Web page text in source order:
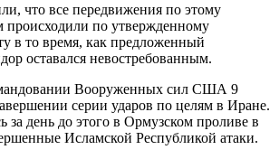
что все передвижения по этому
происходили по утвержденному
в то время, как предложенный
оставался невостребованным.
Вооруженных сил США 9
серии ударов по целям в Иране.
за день до этого в Ормузском проливе в
Исламской Республикой атаки.